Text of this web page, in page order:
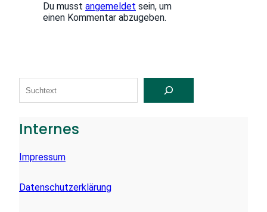
Du musst angemeldet sein, um
einen Kommentar abzugeben.
C
Internes
Impressum
Datenschutzerklärung